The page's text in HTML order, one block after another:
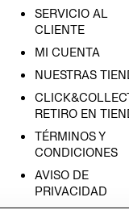
SERVICIO AL
CLIENTE
MI CUENTA
NUESTRAS
RETIRO EN
TÉRMINOS Y
CONDICIONES
AVISO DE
PRIVACIDAD